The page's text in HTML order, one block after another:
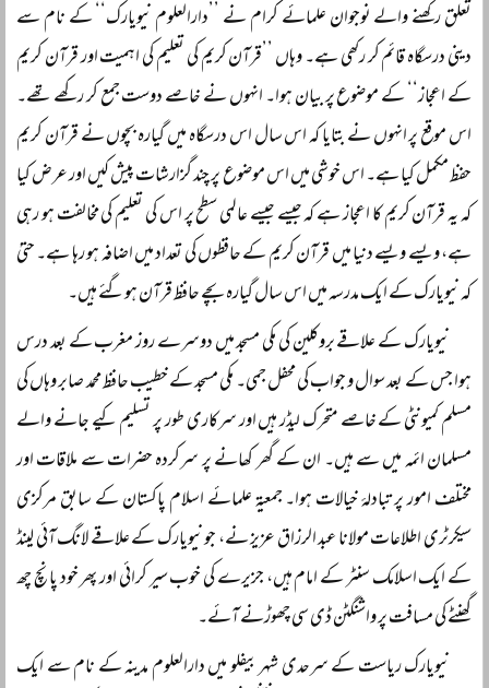
تعلق رکھنے والے نوجوان علمائے کرام نے ’’دارالعلوم نیویارک‘‘ کے نام سے
دینی درسگاہ قائم کر رکھی ہے۔ وہاں ’’قرآن کریم کی تعلیم کی اہمیت اور قرآن کریم
کے اعجاز‘‘ کے موضوع پر بیان ہوا۔ انہوں نے خاصے دوست جمع کر رکھے تھے۔
اس موقع پر انہوں نے بتایا کہ اس سال اس درسگاہ میں گیارہ بچوں نے قرآن کریم
حفظ مکمل کیا ہے۔ اس خوشی میں اس موضوع پر چند گزارشات پیش کیں اور عرض کیا
کہ یہ قرآن کریم کا اعجاز ہے کہ جیسے جیسے عالمی سطح پر اس کی تعلیم کی مخالفت ہو رہی
ہے، ویسے ویسے دنیا میں قرآن کریم کے حافظوں کی تعداد میں اضافہ ہو رہا ہے۔ حتیٰ
کہ نیویارک کے ایک مدرسہ میں اس سال گیارہ بچے حافظ قرآن ہوگئے ہیں۔
نیویارک کے علاقے بروکلین کی مکی مسجد میں دوسرے روز مغرب کے بعد درس
ہوا جس کے بعد سوال و جواب کی محفل جمی۔ مکی مسجد کے خطیب حافظ محمد صابر وہاں کی
مسلم کمیونٹی کے خاصے متحرک لیڈر ہیں اور سرکاری طور پر تسلیم کیے جانے والے
مسلمان ائمہ میں سے ہیں۔ ان کے گھر کھانے پر سرکردہ حضرات سے ملاقات اور
مختلف امور پر تبادلۂ خیالات ہوا۔ جمعیۃ علمائے اسلام پاکستان کے سابق مرکزی
سیکرٹری اطلاعات مولانا عبد الرزاق عزیز نے، جو نیویارک کے علاقے لانگ آئی لینڈ
کے ایک اسلامک سنٹر کے امام ہیں، جزیرے کی خوب سیر کرائی اور پھر خود پانچ چھ
گھنٹے کی مسافت پر واشنگٹن ڈی سی چھوڑنے آئے۔
نیویارک ریاست کے سرحدی شہر بیفلو میں دارالعلوم مدینہ کے نام سے ایک